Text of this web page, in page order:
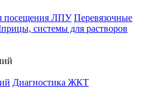
посещения ЛПУ Перевязочные
системы для растворов
Диагностика ЖКТ